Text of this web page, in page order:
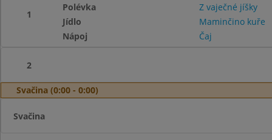
1
Polévka
Z vaječné jíšky
Jídlo
Maminčino kuře
Nápoj
Čaj
2
Svačina (0:00 - 0:00)
Svačina